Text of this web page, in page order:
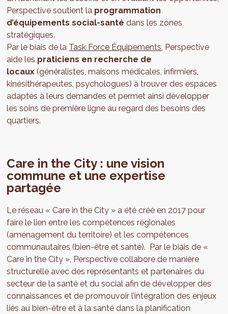
Perspective soutient la programmation
d’équipements social-santé dans les zones
stratégiques.
Par le biais de la Task Force Équipements, Perspective
aide les praticiens en recherche de
locaux (généralistes, maisons médicales, infirmiers,
kinésithérapeutes, psychologues) à trouver des espaces
adaptés à leurs demandes et permet ainsi développer
les soins de première ligne au regard des besoins des
quartiers.
Care in the City : une vision
commune et une expertise
partagée
Le réseau « Care in the City » a été créé en 2017 pour
faire le lien entre les compétences régionales
(aménagement du territoire) et les compétences
communautaires (bien-être et santé). Par le biais de «
Care in the City », Perspective collabore de manière
structurelle avec des représentants et partenaires du
secteur de la santé et du social afin de développer des
connaissances et de promouvoir l’intégration des enjeux
liés au bien-être et à la santé dans la planification